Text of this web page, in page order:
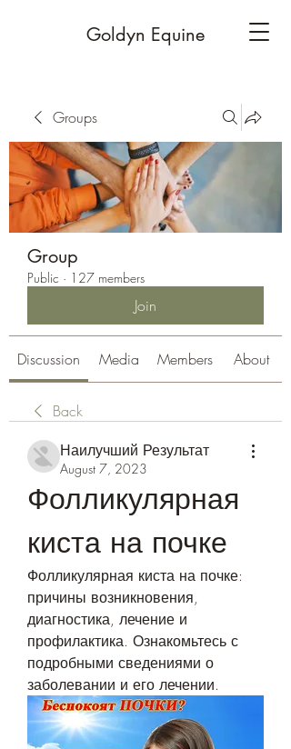
Goldyn Equine
Groups
Group
Public · 127 members
Join
Discussion Media Members About
Back
Наилучший Результат
August 7, 2023
Фолликулярная
киста на почке
Фолликулярная киста на почке:
причины возникновения,
диагностика, лечение и
профилактика. Ознакомьтесь с
подробными сведениями о
заболевании и его лечении.